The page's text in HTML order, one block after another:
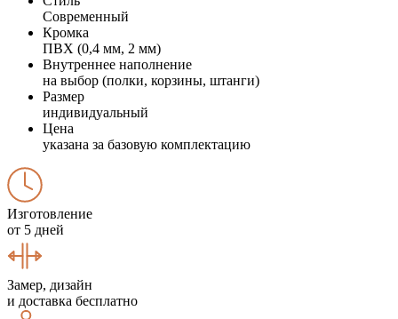
Современный
Кромка
ПВХ (0,4 мм, 2 мм)
Внутреннее наполнение
на выбор (полки, корзины, штанги)
Размер
индивидуальный
Цена
указана за базовую комплектацию
Изготовление
от 5 дней
Замер, дизайн
и доставка бесплатно